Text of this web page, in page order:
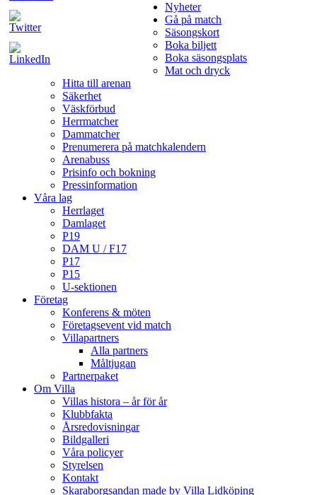
Nyheter
Gå på match
Säsongskort
Boka biljett
Boka säsongsplats
Mat och dryck
Hitta till arenan
Säkerhet
Väskförbud
Herrmatcher
Dammatcher
Prenumerera på matchkalendern
Arenabuss
Prisinfo och bokning
Pressinformation
Våra lag
Herrlaget
Damlaget
P19
DAM U / F17
P17
P15
U-sektionen
Företag
Konferens & möten
Företagsevent vid match
Villapartners
Alla partners
Måltjugan
Partnerpaket
Om Villa
Villas histora – år för år
Klubbfakta
Årsredovisningar
Bildgalleri
Våra policyer
Styrelsen
Kontakt
Skaraborgsandan made by Villa Lidköping